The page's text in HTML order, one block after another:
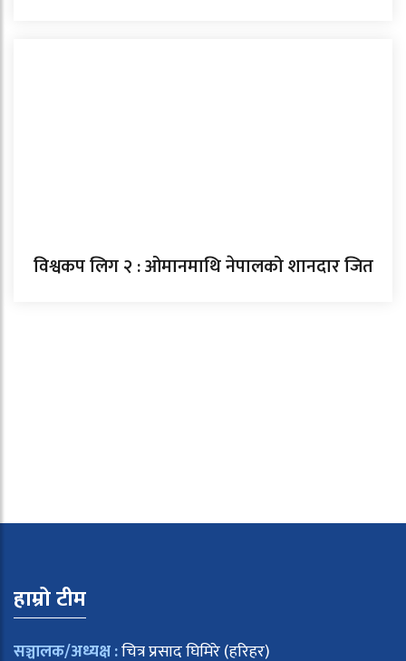
विश्वकप लिग २ : ओमानमाथि नेपालको शानदार जित
हाम्रो टीम
सञ्चालक/अध्यक्ष :चित्र प्रसाद घिमिरे (हरिहर)